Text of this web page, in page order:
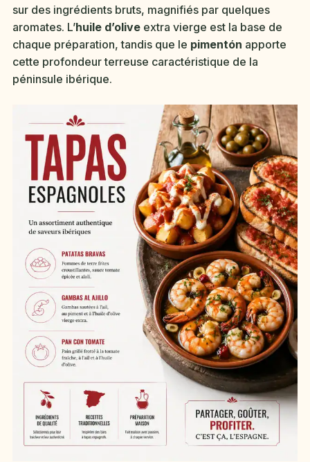
sur des ingrédients bruts, magnifiés par quelques
aromates. L’huile d’olive extra vierge est la base de
chaque préparation, tandis que le pimentón apporte
cette profondeur terreuse caractéristique de la
péninsule ibérique.